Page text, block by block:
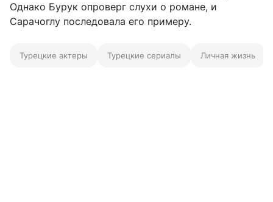
Однако Бурук опроверг слухи о романе, и
Сарачоглу последовала его примеру.​
Турецкие актеры Турецкие сериалы Личная жизнь